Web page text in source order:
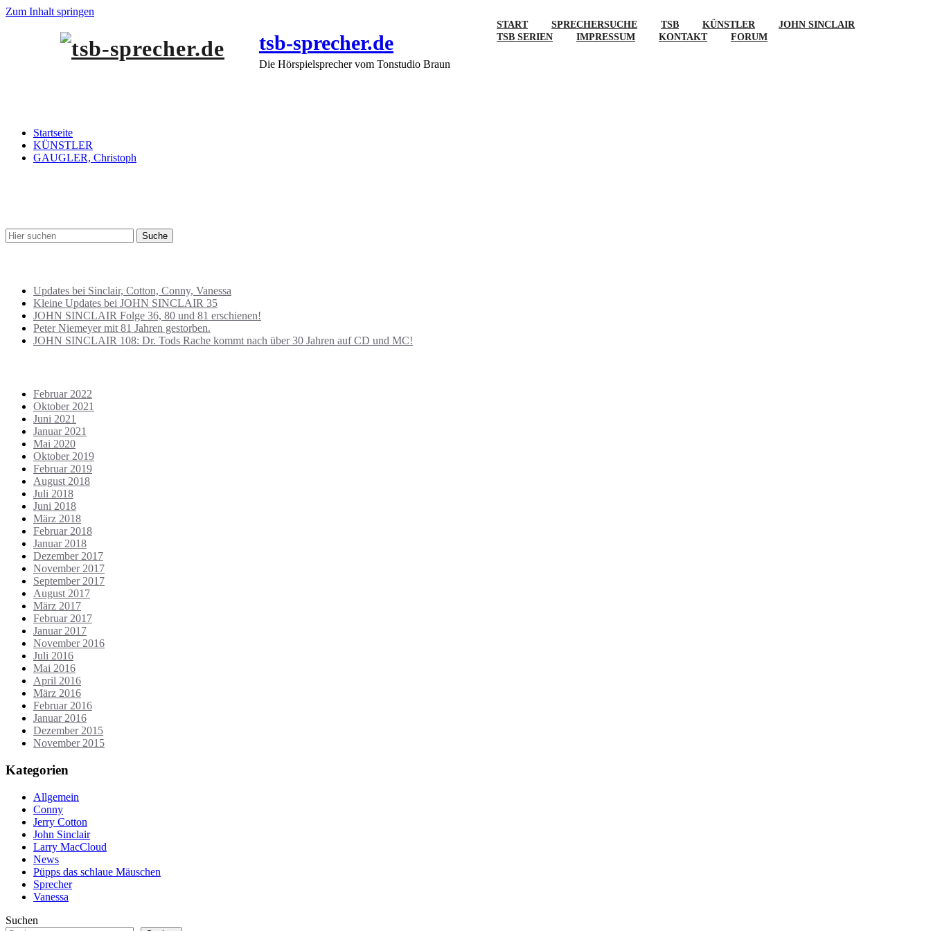
Zum Inhalt springen
tsb-sprecher.de
Die Hörspielsprecher vom Tonstudio Braun
START SPRECHERSUCHE TSB KÜNSTLER
JOHN SINCLAIR
TSB SERIEN
IMPRESSUM KONTAKT FORUM
Startseite
KÜNSTLER
GAUGLER, Christoph
Updates bei Sinclair, Cotton, Conny, Vanessa
Kleine Updates bei JOHN SINCLAIR 35
JOHN SINCLAIR Folge 36, 80 und 81 erschienen!
Peter Niemeyer mit 81 Jahren gestorben.
JOHN SINCLAIR 108: Dr. Tods Rache kommt nach über 30 Jahren auf CD und MC!
Februar 2022
Oktober 2021
Juni 2021
Januar 2021
Mai 2020
Oktober 2019
Februar 2019
August 2018
Juli 2018
Juni 2018
März 2018
Februar 2018
Januar 2018
Dezember 2017
November 2017
September 2017
August 2017
März 2017
Februar 2017
Januar 2017
November 2016
Juli 2016
Mai 2016
April 2016
März 2016
Februar 2016
Januar 2016
Dezember 2015
November 2015
Kategorien
Allgemein
Conny
Jerry Cotton
John Sinclair
Larry MacCloud
News
Püpps das schlaue Mäuschen
Sprecher
Vanessa
Suchen